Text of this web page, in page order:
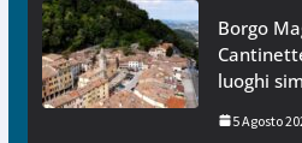
Borgo
luoghi
5 Agosto